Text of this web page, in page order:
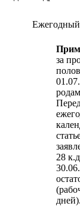
Ежегодный
за
28
дней).